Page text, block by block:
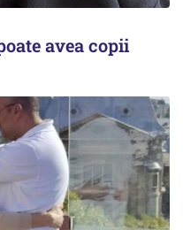
avea copii